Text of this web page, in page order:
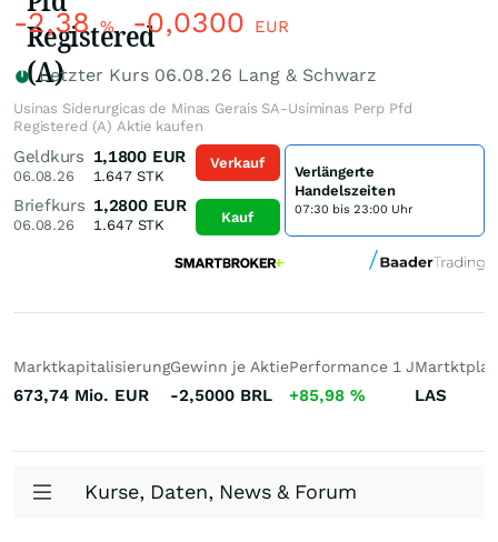
-2,38% -0,0300 EUR
Letzter Kurs 06.08.26 Lang & Schwarz
Usinas Siderurgicas de Minas Gerais SA-Usiminas Perp Pfd
Registered (A) Aktie kaufen
Geldkurs
06.08.26
1,1800 EUR
1.647STK
Briefkurs
06.08.26
1,2800 EUR
1.647STK
Verkauf
Kauf
Verlängerte
Handelszeiten
07:30 bis 23:00 Uhr
Marktkapitalisierung
673,74 Mio. EUR
Gewinn je Aktie
-2,5000 BRL
Performance 1 J
+85,98 % LAS
Kurse, Daten, News & Forum